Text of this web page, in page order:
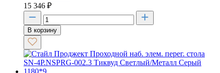
15 346 ₽
В корзину